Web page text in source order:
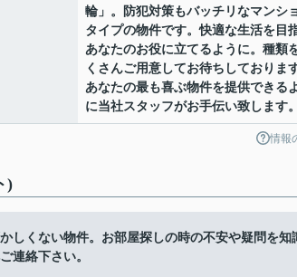
輪」。防犯対策もバッチリなマンシ
タイプの物件です。快適な生活を目
あなたのお役に立てるように。種類
くさんご用意してお待ちしております
あなたの最も喜ぶ物件を提供できる
に当社スタッフがお手伝い致します。
情報
)
しくない物件。お部屋探しの時の不安や疑問を知
連絡下さい。